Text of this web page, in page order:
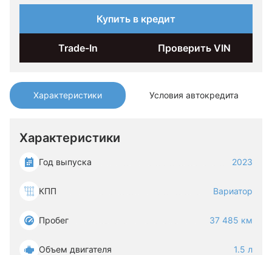
Характеристики Условия автокредита
Характеристики
Год выпуска 2023
КПП Вариатор
Пробег 37 485 км
Объем двигателя 1.5 л
Купить в кредит
Trade-In Проверить VIN